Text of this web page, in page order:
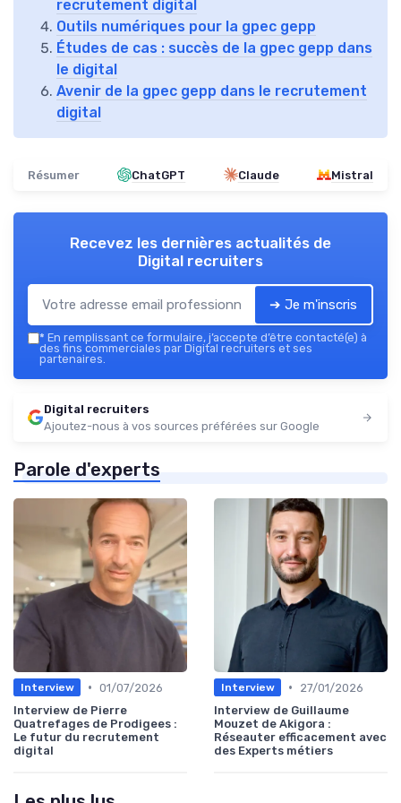
recrutement digital
Outils numériques pour la gpec gepp
Études de cas : succès de la gpec gepp dans
le digital
Avenir de la gpec gepp dans le recrutement
digital
Résumer ChatGPT Claude Mistral
Recevez les dernières actualités de
Digital recruiters
➔ Je m'inscris
* En remplissant ce formulaire, j’accepte d’être contacté(e) à
des fins commerciales par Digital recruiters et ses
partenaires.
Digital recruiters
Ajoutez-nous à vos sources préférées sur Google
Parole d'experts
Interview • 01/07/2026
Interview de Pierre
Quatrefages de Prodigees :
Le futur du recrutement
digital
Interview •
27/01/2026
Interview de Guillaume
Mouzet de Akigora :
Réseauter efficacement avec
des Experts métiers